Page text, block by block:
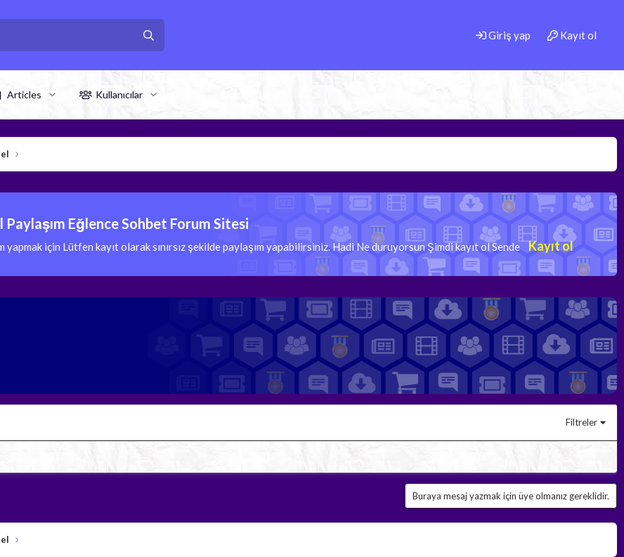
Giriş yap Kayıt ol
Articles Kullanıcılar
Eğlence Sohbet Forum Sitesi
için Lütfen kayıt olarak sınırsız şekilde paylaşım yapabilirsiniz. Hadi Ne duruyorsun Şimdi kayıt ol Sende Kayıt ol
Filtreler
Buraya mesaj yazmak için üye olmanız gereklidir.